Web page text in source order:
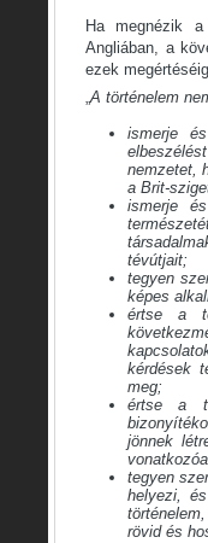
Ha megnézik
Angliában, a
ezek
„A történelem
ismerje
nemzetet,
a Brit-
ismerje
tévútjait;
tegyen
képes
értse a
kérdések
meg;
értse a
jönnek
tegyen
helyezi,
rövid és